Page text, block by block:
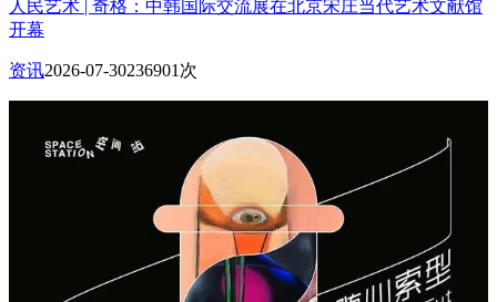
人民艺术 | 奇格：中韩国际交流展在北京宋庄当代艺术文献馆
开幕
资讯2026-07-30236901次